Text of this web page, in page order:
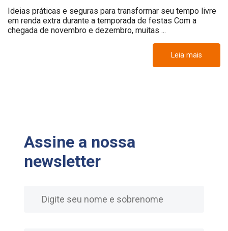
Ideias práticas e seguras para transformar seu tempo livre
em renda extra durante a temporada de festas Com a
chegada de novembro e dezembro, muitas ...
Leia mais
Assine a nossa
newsletter